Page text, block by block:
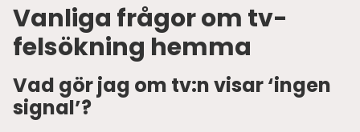
Vanliga frågor om tv-
felsökning hemma
Vad gör jag om tv:n visar ‘ingen
signal’?